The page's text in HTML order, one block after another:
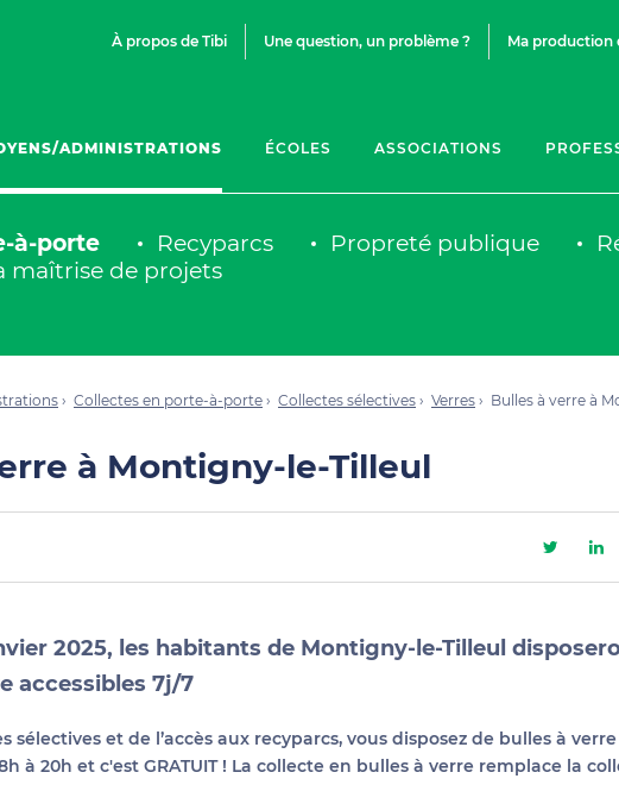
À propos de Tibi Une question, un problème ? Ma production
ADMINISTRATIONS ÉCOLES ASSOCIATIONS
à-porte Recyparcs Propreté publique
maîtrise de projets
Collectes en porte-à-porte Collectes sélectives Verres Bulles à verre à
à Montigny-le-Tilleul
2025, les habitants de Montigny-le-Tilleul
accessibles 7j/7
sélectives et de l’accès aux recyparcs, vous disposez de bulles à verre
à 20h et c'est GRATUIT ! La collecte en bulles à verre remplace la